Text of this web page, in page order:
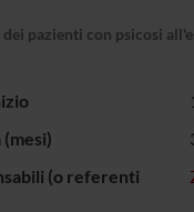
pazienti con psicosi
(o referenti